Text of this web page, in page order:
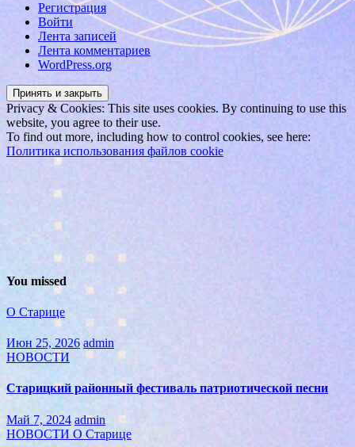
Регистрация
Войти
Лента записей
Лента комментариев
WordPress.org
Privacy & Cookies: This site uses cookies. By continuing to use this
website, you agree to their use.
To find out more, including how to control cookies, see here:
Политика использования файлов cookie
You missed
О Старице
Июн 25, 2026 admin
НОВОСТИ
Старицкий районный фестиваль патриотической песни
Май 7, 2024 admin
НОВОСТИ О Старице